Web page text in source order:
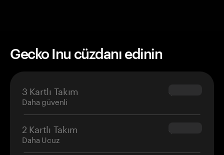
Gecko Inu cüzdanı edinin
3 Kartlı Takım
Daha güvenli
$69.90
2 Kartlı Takım
Daha Ucuz
$54.90